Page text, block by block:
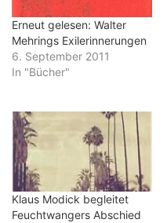
Erneut gelesen: Walter
Mehrings Exilerinnerungen
6. September 2011
In "Bücher"
Klaus Modick begleitet
Feuchtwangers Abschied